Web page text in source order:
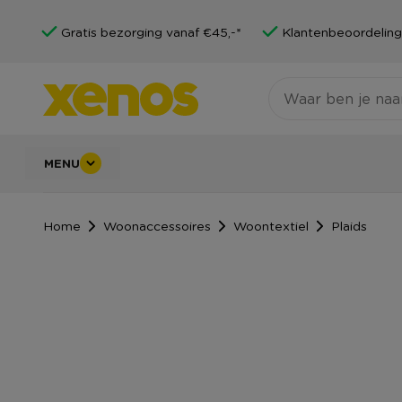
Gratis bezorging vanaf €45,-*
MENU
Home Woonaccessoires Woontextiel Plaids